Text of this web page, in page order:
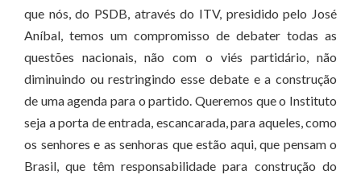
que nós, do PSDB, através do ITV, presidido pelo José
Aníbal, temos um compromisso de debater todas as
questões nacionais, não com o viés partidário, não
diminuindo ou restringindo esse debate e a construção
de uma agenda para o partido. Queremos que o Instituto
seja a porta de entrada, escancarada, para aqueles, como
os senhores e as senhoras que estão aqui, que pensam o
Brasil, que têm responsabilidade para construção do